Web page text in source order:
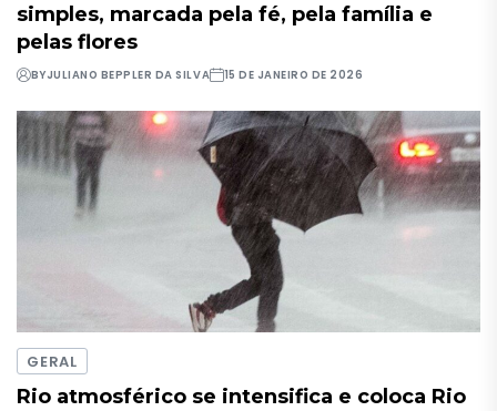
simples, marcada pela fé, pela família e
pelas flores
BYJULIANO BEPPLER DA SILVA 15 DE JANEIRO DE 2026
GERAL
Rio atmosférico se intensifica e coloca Rio